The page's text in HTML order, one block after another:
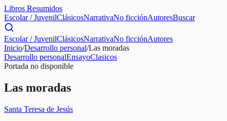
Libros Resumidos
Escolar / JuvenilClásicosNarrativaNo ficciónAutoresBuscar
Escolar / JuvenilClásicosNarrativaNo ficciónAutores
Inicio/Desarrollo personal/Las moradas
Desarrollo personalEnsayoClasicos
Portada no disponible
Las moradas
Santa Teresa de Jesús